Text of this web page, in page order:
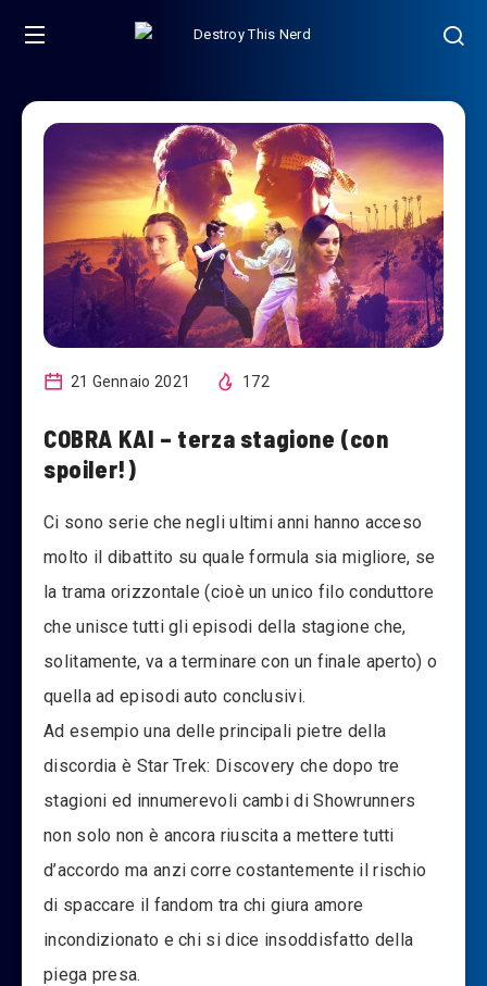
21 Gennaio 2021 172
COBRA KAI – terza stagione (con
spoiler!)
Ci sono serie che negli ultimi anni hanno acceso
molto il dibattito su quale formula sia migliore, se
la trama orizzontale (cioè un unico filo conduttore
che unisce tutti gli episodi della stagione che,
solitamente, va a terminare con un finale aperto) o
quella ad episodi auto conclusivi.
Ad esempio una delle principali pietre della
discordia è Star Trek: Discovery che dopo tre
stagioni ed innumerevoli cambi di Showrunners
non solo non è ancora riuscita a mettere tutti
d’accordo ma anzi corre costantemente il rischio
di spaccare il fandom tra chi giura amore
incondizionato e chi si dice insoddisfatto della
piega presa.